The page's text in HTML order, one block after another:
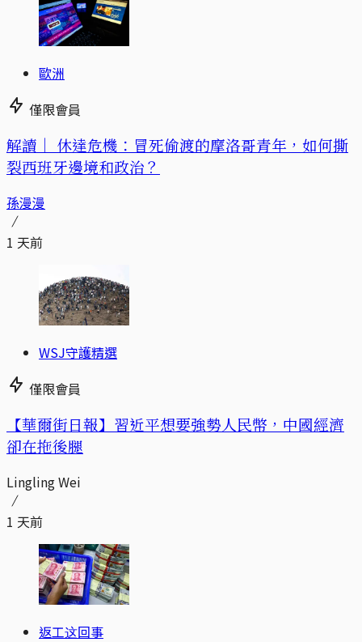
歐洲
僅限會員
解讀｜ 休達危機：冒死偷渡的摩洛哥青年，如何撕
裂西班牙邊境和政治？
孫漫漫
1 天前
WSJ守護精選
僅限會員
【華爾街日報】習近平想要強勢人民幣，中國經濟
卻在拖後腿
Lingling Wei
1 天前
返工这回事